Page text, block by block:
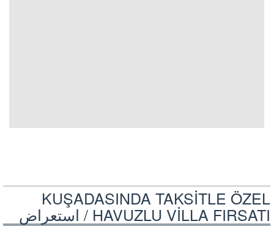
KUŞADASINDA TAKSİTLE ÖZEL
HAVUZLU VİLLA FIRSATI / استعراض